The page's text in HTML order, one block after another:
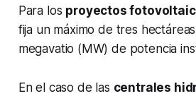
Para los proyectos
fija un máximo de tres
megavatio (MW) de potencia
En el caso de las centrales